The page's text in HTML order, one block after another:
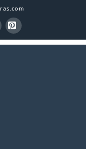
Pinterest